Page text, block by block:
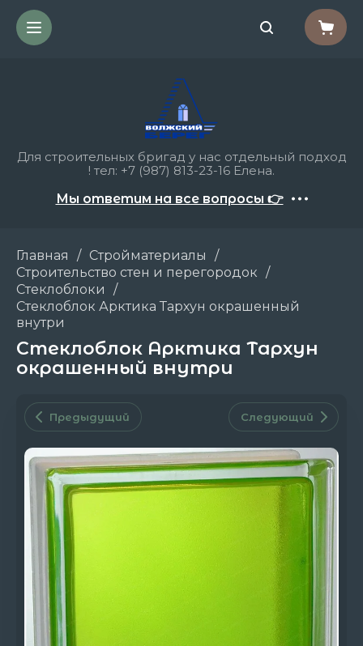
Для строительных бригад у нас отдельный подход
! тел: +7 (987) 813-23-16 Елена.
Мы ответим на все вопросы 👉
Главная / Стройматериалы
/
Строительство стен и перегородок /
Стеклоблоки
/
Стеклоблок Арктика Тархун окрашенный
внутри
Стеклоблок Арктика Тархун
окрашенный внутри
Предыдущий Следующий